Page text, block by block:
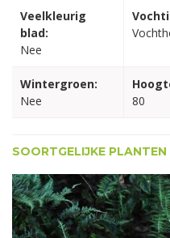
Veelkleurig
blad:
Nee
Wintergroen:
Nee
80
SOORTGELIJKE PLANTEN